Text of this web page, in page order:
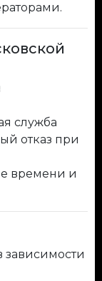
служба
отказ при
времени и
зависимости